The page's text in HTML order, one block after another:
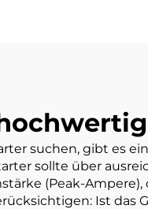
suchen, gibt es
sollte über
(Peak-
Ist das